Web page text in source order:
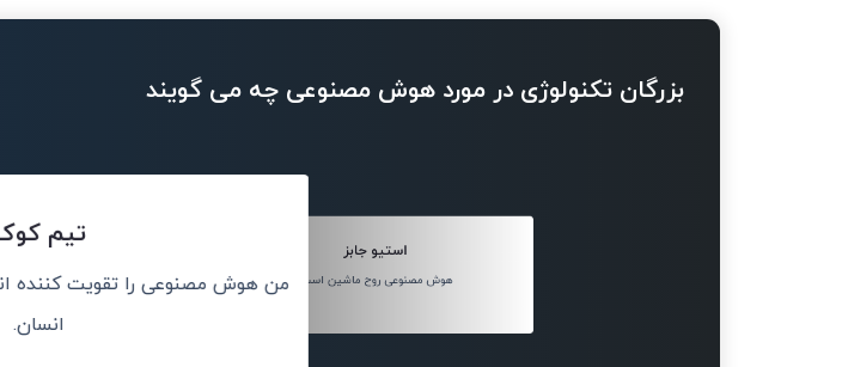
بزرگان تکنولوژی در مورد هوش مصنوعی چه می گویند
استیو جابز
هوش مصنوعی روح ماشین است.
تیم
من هوش مصنوعی را تقویت کننده
انسان.